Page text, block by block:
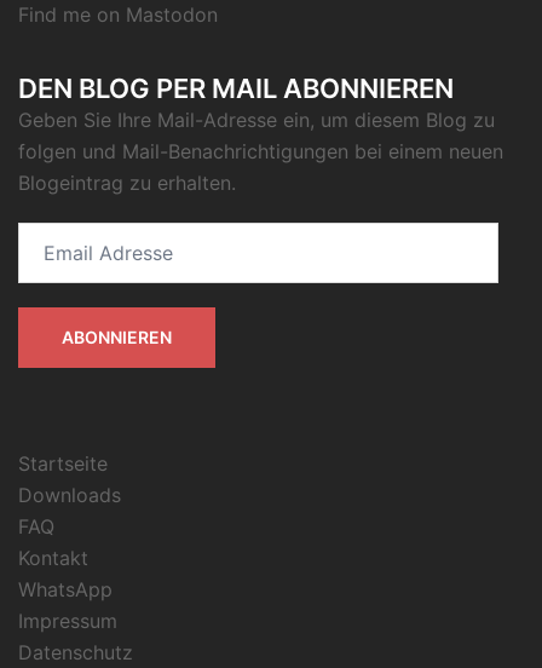
Find me on Mastodon
DEN BLOG PER MAIL ABONNIEREN
Geben Sie Ihre Mail-Adresse ein, um diesem Blog zu
folgen und Mail-Benachrichtigungen bei einem neuen
Blogeintrag zu erhalten.
Adresse
ABONNIEREN
Startseite
Downloads
FAQ
Kontakt
WhatsApp
Impressum
Datenschutz